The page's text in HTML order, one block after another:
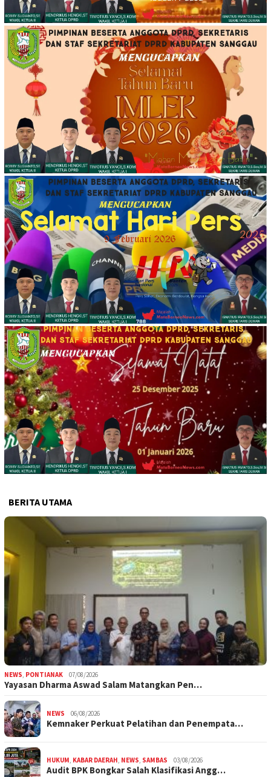
BERITA UTAMA
NEWS, PONTIANAK 07/08/2026
Yayasan Dharma Aswad Salam Matangkan Pen…
NEWS 06/08/2026
Kemnaker Perkuat Pelatihan dan Penempata…
HUKUM, KABAR DAERAH, NEWS, SAMBAS 03/08/2026
Audit BPK Bongkar Salah Klasifikasi Angg…